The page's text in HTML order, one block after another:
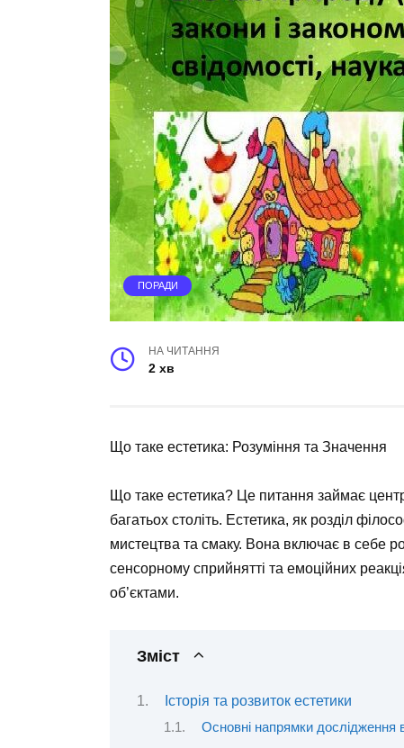
ПОРАДИ
НА ЧИТАННЯ
2 хв
Що таке естетика: Розуміння та Значення
Що таке естетика? Це питання займає
багатьох століть. Естетика, як розділ
мистецтва та смаку. Вона включає в себе
сенсорному сприйнятті та емоційних
об’єктами.
Зміст
Історія та розвиток естетики
Основні напрямки дослідження